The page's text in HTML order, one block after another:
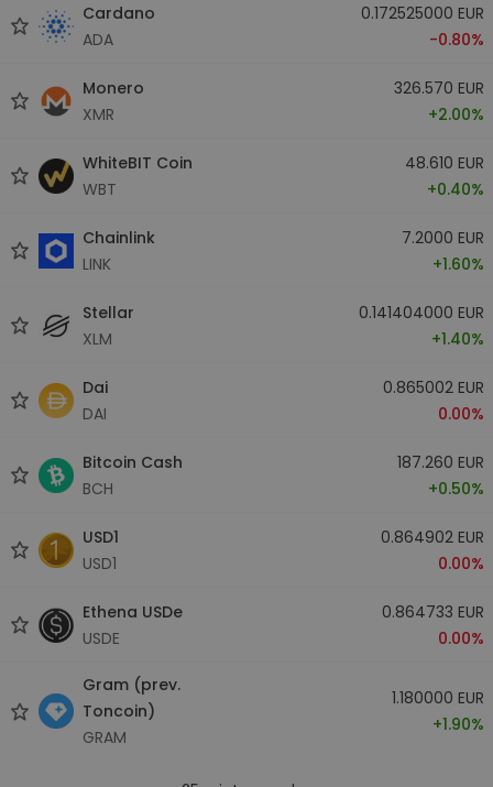
Cardano
ADA
0.172525000 EUR
-0.80%
Monero
XMR
326.570 EUR
+2.00%
WhiteBIT Coin
WBT
48.610 EUR
+0.40%
Chainlink
LINK
7.2000 EUR
+1.60%
Stellar
XLM
0.141404000 EUR
+1.40%
Dai
DAI
0.865002 EUR
0.00%
Bitcoin Cash
BCH
187.260 EUR
+0.50%
USD1
USD1
0.864902 EUR
0.00%
Ethena USDe
USDE
0.864733 EUR
0.00%
Gram (prev.
Toncoin)
GRAM
1.180000 EUR
+1.90%